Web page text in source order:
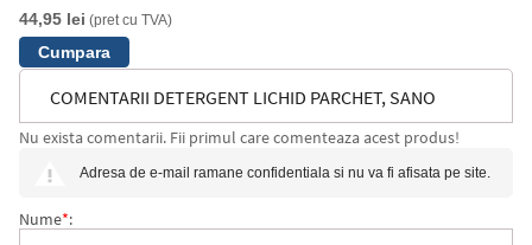
44,95 lei (pret cu TVA)
COMENTARII DETERGENT LICHID PARCHET, SANO
Nu exista comentarii. Fii primul care comenteaza acest produs!
Adresa de e-mail ramane confidentiala si nu va fi afisata pe site.
Nume*: